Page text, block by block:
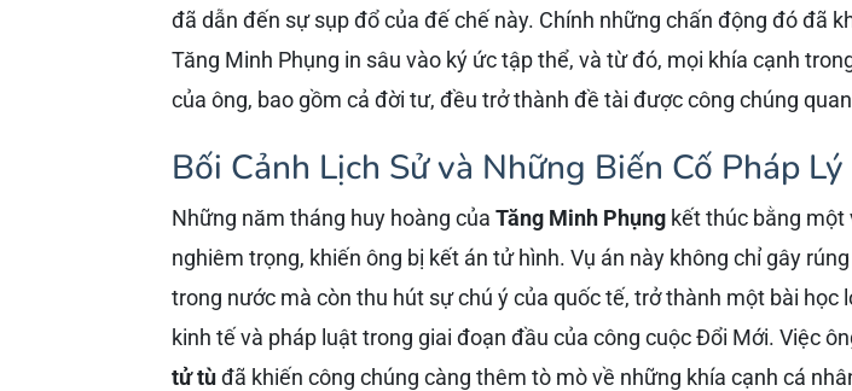
đã dẫn đến sự sụp đổ của đế chế này. Chính những chấn động đó đã
Tăng Minh Phụng in sâu vào ký ức tập thể, và từ đó, mọi khía cạnh
của ông, bao gồm cả đời tư, đều trở thành đề tài được công chúng
Bối Cảnh Lịch Sử và Những Biến Cố Pháp Lý
Những năm tháng huy hoàng của Tăng Minh Phụng kết thúc bằng một
nghiêm trọng, khiến ông bị kết án tử hình. Vụ án này không chỉ gây
trong nước mà còn thu hút sự chú ý của quốc tế, trở thành một bài học
kinh tế và pháp luật trong giai đoạn đầu của công cuộc Đổi Mới. Việc
tử tùđã khiến công chúng càng thêm tò mò về những khía cạnh cá